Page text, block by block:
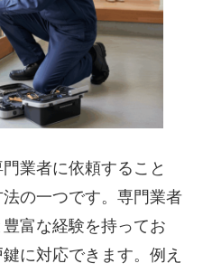
業者に依頼すること
の一つです。専門業者
富な経験を持ってお
に対応できます。例え